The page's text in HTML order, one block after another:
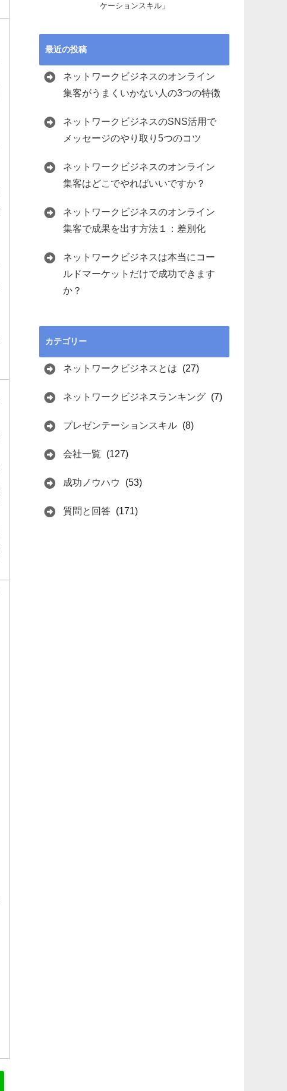
ケーションスキル」
最近の投稿
ネットワークビジネスのオンライン
集客がうまくいかない人の3つの特徴
ネットワークビジネスのSNS活用で
メッセージのやり取り5つのコツ
ネットワークビジネスのオンライン
集客はどこでやればいいですか？
ネットワークビジネスのオンライン
集客で成果を出す方法１：差別化
ネットワークビジネスは本当にコー
ルドマーケットだけで成功できます
か？
カテゴリー
ネットワークビジネスとは (27)
ネットワークビジネスランキング (7)
プレゼンテーションスキル (8)
会社一覧 (127)
成功ノウハウ (53)
質問と回答 (171)